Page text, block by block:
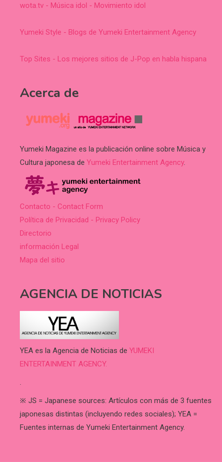
wota.tv - Música idol - Movimiento idol
Yumeki Style - Blogs de Yumeki Entertainment Agency
Top Sites - Los mejores sitios de J-Pop en habla hispana
Acerca de
Yumeki Magazine es la publicación online sobre Música y
Cultura japonesa de Yumeki Entertainment Agency.
Contacto - Contact Form
Política de Privacidad - Privacy Policy
Directorio
información Legal
Mapa del sitio
AGENCIA DE NOTICIAS
YEA es la Agencia de Noticias de YUMEKI
ENTERTAINMENT AGENCY.
.
※ JS = Japanese sources: Artículos con más de 3 fuentes
japonesas distintas (incluyendo redes sociales); YEA =
Fuentes internas de Yumeki Entertainment Agency.